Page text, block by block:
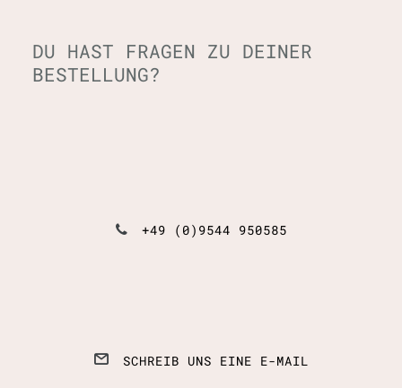
DU HAST FRAGEN ZU DEINER
BESTELLUNG?
+49 (0)9544 950585
SCHREIB UNS EINE E-MAIL